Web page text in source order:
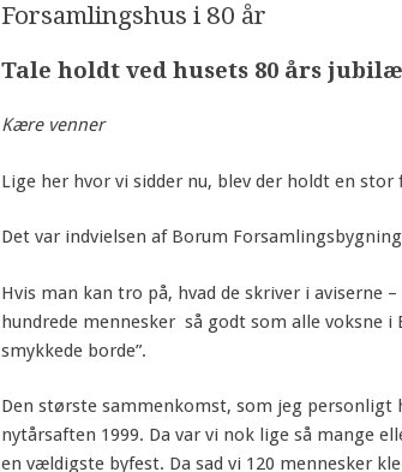
Forsamlingshus i 80 år
Tale holdt ved husets 80 års
Kære venner
Lige her hvor vi sidder nu, blev der holdt en stor
Det var indvielsen af Borum
Hvis man kan tro på, hvad de skriver i aviserne
hundrede mennesker så godt som alle voksne
smykkede borde”.
Den største sammenkomst, som jeg
nytårsaften 1999. Da var vi nok lige så mange
en vældigste byfest. Da sad vi 120 mennesker